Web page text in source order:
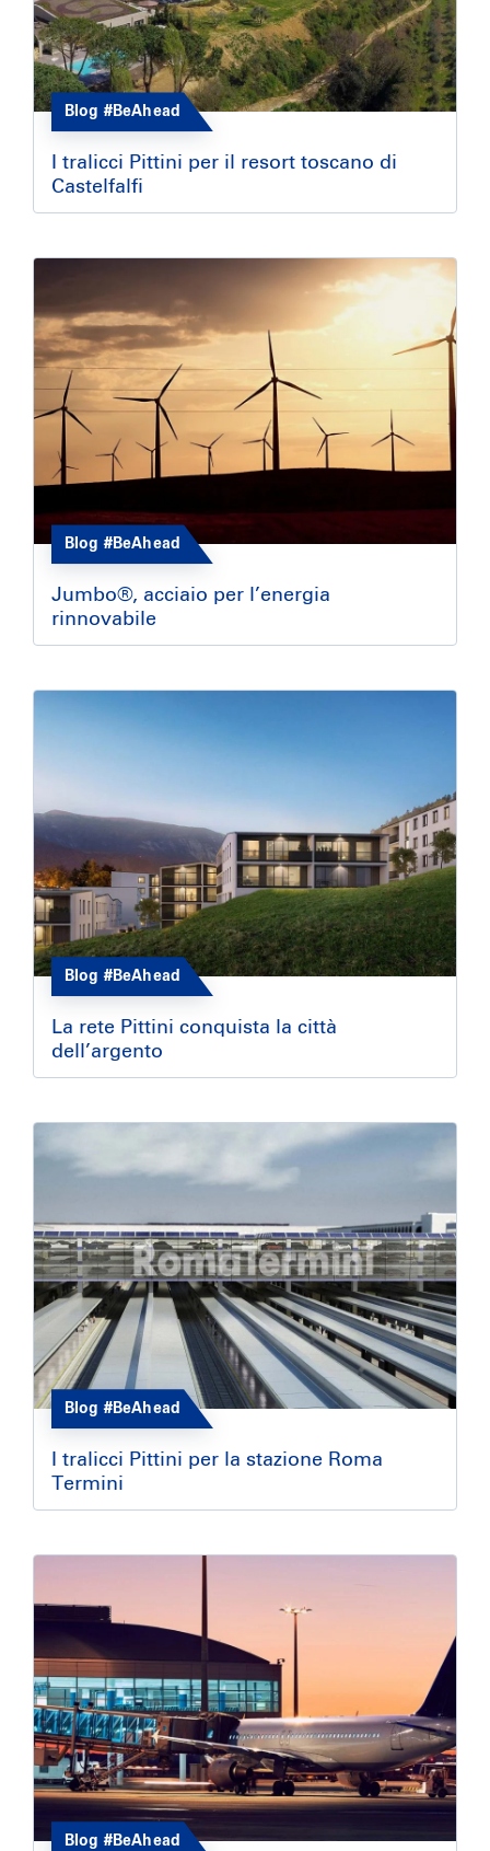
Blog #BeAhead
I tralicci Pittini per il resort toscano di
Castelfalfi
Blog #BeAhead
Jumbo®, acciaio per l’energia
rinnovabile
Blog #BeAhead
La rete Pittini conquista la città
dell’argento
Blog #BeAhead
I tralicci Pittini per la stazione Roma
Termini
Blog #BeAhead